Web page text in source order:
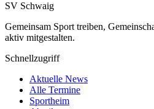
SV Schwaig
Gemeinsam Sport treiben,
aktiv mitgestalten.
Schnellzugriff
Aktuelle News
Alle Termine
Sportheim